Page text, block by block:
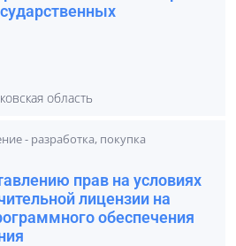
область
- разработка, покупка
прав на условиях
лицензии на
обеспечения